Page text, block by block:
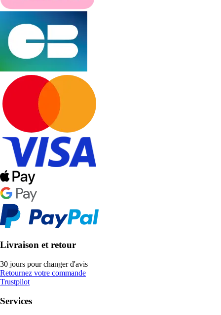
Livraison et retour
30 jours pour changer d'avis
Retournez votre commande
Trustpilot
Services